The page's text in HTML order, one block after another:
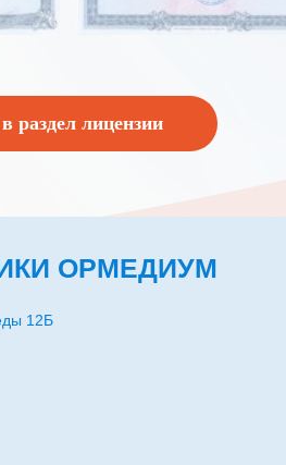
раздел лицензии
ОРМЕДИУМ
12Б